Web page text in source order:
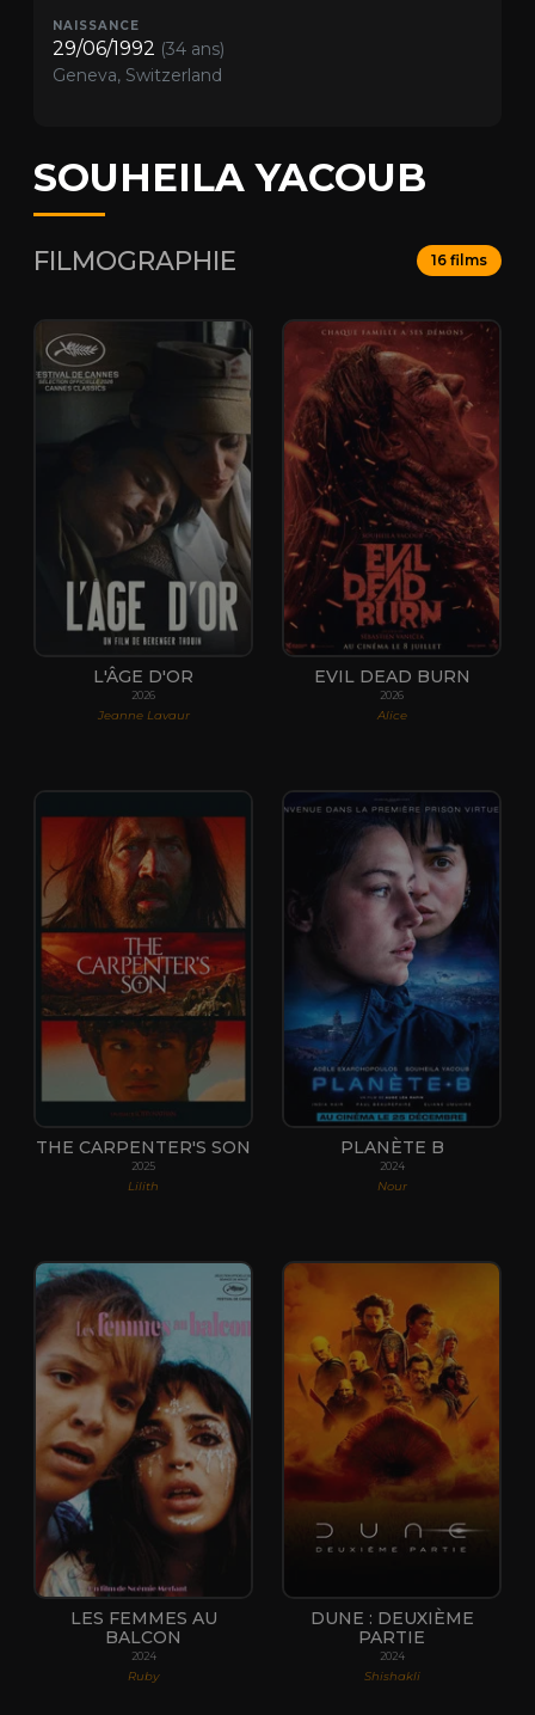
NAISSANCE
29/06/1992 (34 ans)
Geneva, Switzerland
SOUHEILA YACOUB
FILMOGRAPHIE 16 films
L'ÂGE D'OR
2026
Jeanne Lavaur
EVIL DEAD BURN
2026
Alice
THE CARPENTER'S SON
2025
Lilith
PLANÈTE B
2024
Nour
LES FEMMES AU
BALCON
2024
Ruby
DUNE : DEUXIÈME
PARTIE
2024
Shishakli